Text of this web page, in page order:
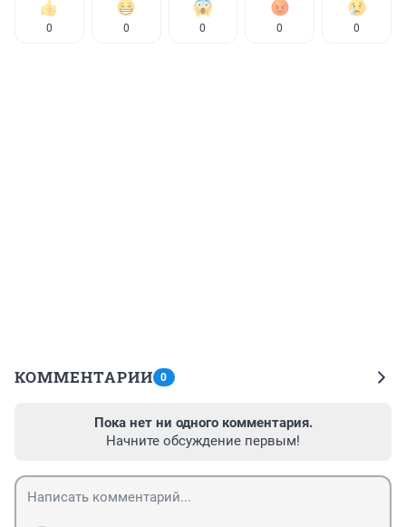
0 0 0 0 0
КОММЕНТАРИИ 0
Пока нет ни одного комментария.
Начните обсуждение первым!